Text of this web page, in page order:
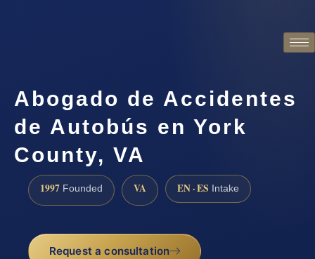
Abogado de Accidentes
de Autobús en York
County, VA
1997 Founded VA EN · ES Intake
Request a consultation